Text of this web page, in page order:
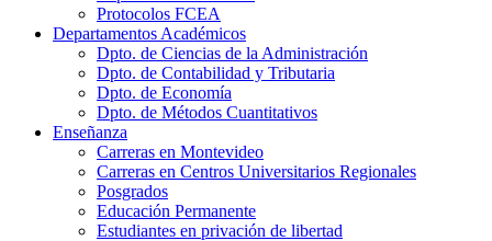
Protocolos FCEA
Departamentos Académicos
Dpto. de Ciencias de la Administración
Dpto. de Contabilidad y Tributaria
Dpto. de Economía
Dpto. de Métodos Cuantitativos
Enseñanza
Carreras en Montevideo
Carreras en Centros Universitarios Regionales
Posgrados
Educación Permanente
Estudiantes en privación de libertad